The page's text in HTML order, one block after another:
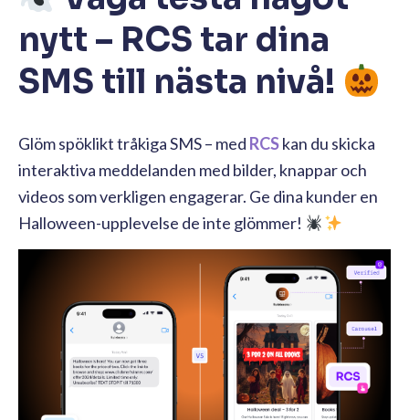
nytt – RCS tar dina
SMS till nästa nivå!
Glöm spöklikt tråkiga SMS – med RCSkan du skicka
interaktiva meddelanden med bilder, knappar och
videos som verkligen engagerar. Ge dina kunder en
Halloween-upplevelse de inte glömmer!